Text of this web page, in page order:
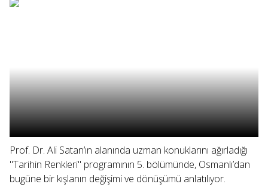
Prof. Dr. Ali Satan’ın alanında uzman konuklarını ağırladığı
"Tarihin Renkleri" programının 5. bölümünde, Osmanlı’dan
bugüne bir kışlanın değişimi ve dönüşümü anlatılıyor.